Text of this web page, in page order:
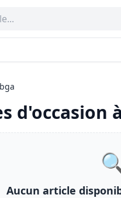
d'occasion à
Aucun article